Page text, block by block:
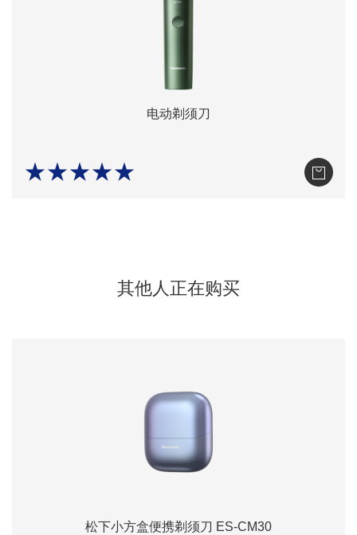
电动剃须刀
★★★★★
其他人正在购买
松下小方盒便携剃须刀 ES-CM30